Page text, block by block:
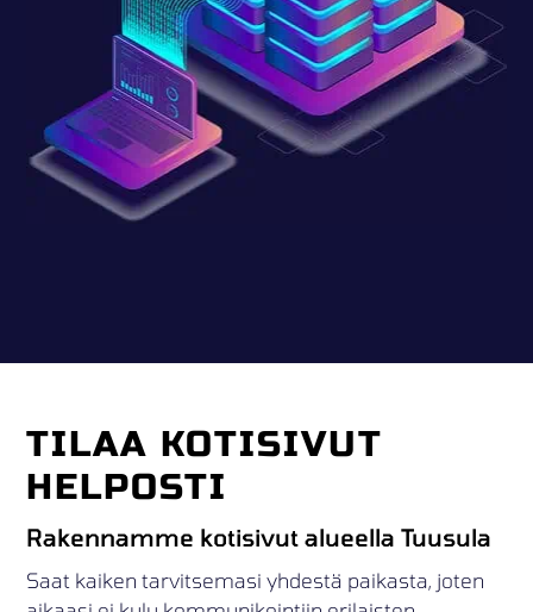
TILAA KOTISIVUT
HELPOSTI
Rakennamme kotisivut alueella Tuusula
Saat kaiken tarvitsemasi yhdestä paikasta, joten